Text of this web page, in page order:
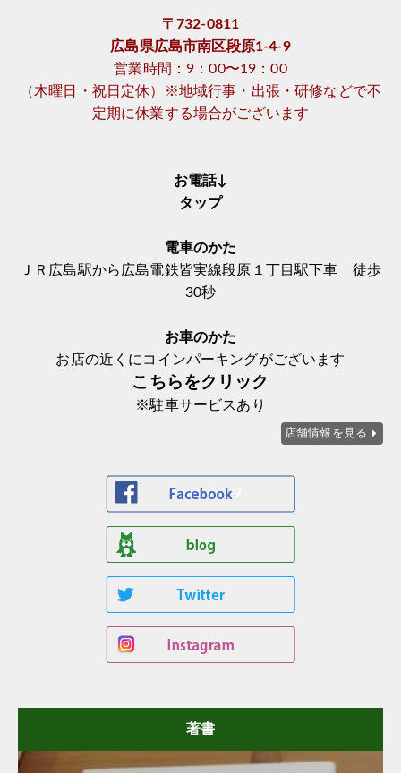
〒732-0811
広島県広島市南区段原1-4-9
営業時間：9：00〜19：00
（木曜日・祝日定休）※地域行事・出張・研修などで不
定期に休業する場合がございます
お電話↓
タップ
電車のかた
ＪＲ広島駅から広島電鉄皆実線段原１丁目駅下車 徒歩
30秒
お車のかた
お店の近くにコインパーキングがございます
こちらをクリック
※駐車サービスあり
店舗情報を見る
著書